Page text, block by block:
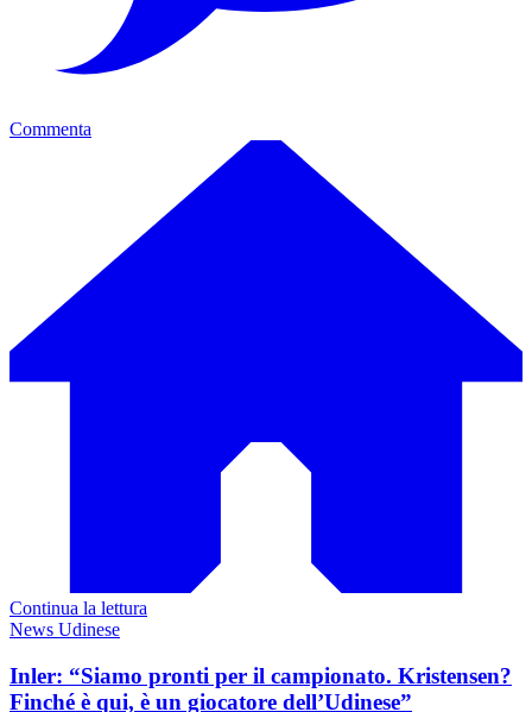
Commenta
Continua la lettura
News Udinese
Inler: “Siamo pronti per il campionato. Kristensen?
Finché è qui, è un giocatore dell’Udinese”